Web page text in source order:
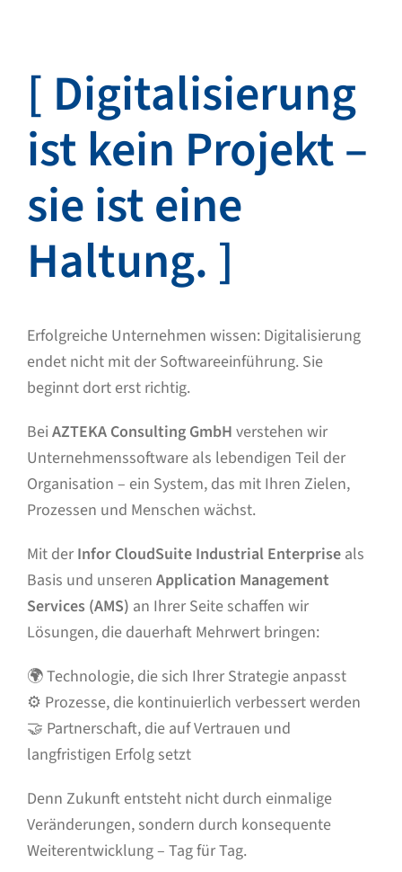
[ Digitalisierung
ist kein Projekt –
sie ist eine
Haltung. ]
Erfolgreiche Unternehmen wissen: Digitalisierung
endet nicht mit der Softwareeinführung. Sie
beginnt dort erst richtig.
Bei AZTEKA Consulting GmbH verstehen wir
Unternehmenssoftware als lebendigen Teil der
Organisation – ein System, das mit Ihren Zielen,
Prozessen und Menschen wächst.
Mit der Infor CloudSuite Industrial Enterprise als
Basis und unseren Application Management
Services (AMS) an Ihrer Seite schaffen wir
Lösungen, die dauerhaft Mehrwert bringen:
🌍 Technologie, die sich Ihrer Strategie anpasst
⚙️ Prozesse, die kontinuierlich verbessert werden
🤝 Partnerschaft, die auf Vertrauen und
langfristigen Erfolg setzt
Denn Zukunft entsteht nicht durch einmalige
Veränderungen, sondern durch konsequente
Weiterentwicklung – Tag für Tag.